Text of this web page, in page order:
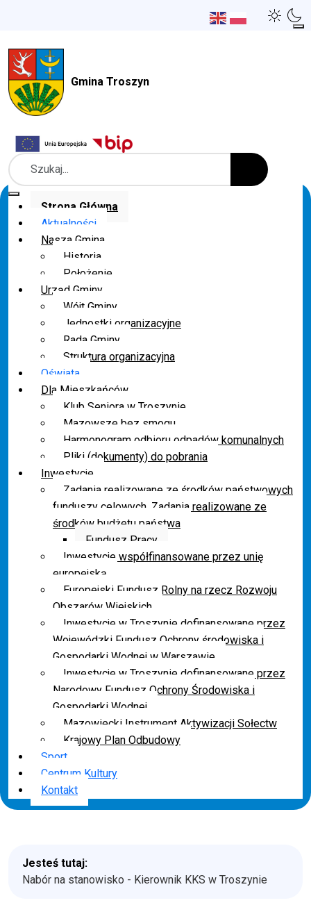
Gmina Troszyn
Szukaj
Strona Główna
Aktualności
Nasza Gmina
Historia
Położenie
Urząd Gminy
Wójt Gminy
Jednostki organizacyjne
Rada Gminy
Struktura organizacyjna
Oświata
Dla Mieszkańców
Klub Seniora w Troszynie
Mazowsze bez smogu
Harmonogram odbioru odpadów komunalnych
Pliki (dokumenty) do pobrania
Inwestycje
Zadania realizowane ze środków państwowych
funduszy celowych. Zadania realizowane ze
środków budżetu państwa
Fundusz Pracy
Inwestycje współfinansowane przez unię
europejską
Europejski Fundusz Rolny na rzecz Rozwoju
Obszarów Wiejskich
Inwestycje w Troszynie dofinansowane przez
Wojewódzki Fundusz Ochrony środowiska i
Gospodarki Wodnej w Warszawie
Inwestycje w Troszynie dofinansowane przez
Narodowy Fundusz Ochrony Środowiska i
Gospodarki Wodnej
Mazowiecki Instrument Aktywizacji Sołectw
Krajowy Plan Odbudowy
Sport
Centrum Kultury
Kontakt
Jesteś tutaj:
Nabór na stanowisko - Kierownik KKS w Troszynie